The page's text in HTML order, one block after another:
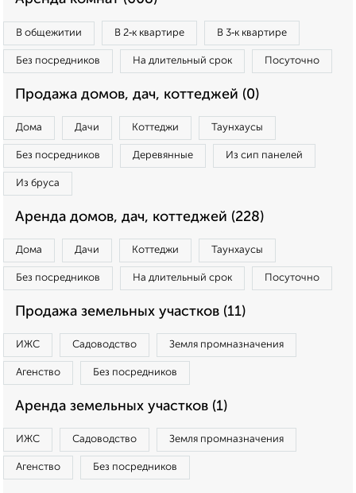
В общежитии В 2‑к квартире В 3‑к квартире
Без посредников На длительный срок Посуточно
Продажа домов, дач, коттеджей (0)
Дома Дачи Коттеджи Таунхаусы
Без посредников Деревянные Из сип панелей
Из бруса
Аренда домов, дач, коттеджей (228)
Дома Дачи Коттеджи Таунхаусы
Без посредников На длительный срок Посуточно
Продажа земельных участков (11)
ИЖС Садоводство Земля промназначения
Агенство Без посредников
Аренда земельных участков (1)
ИЖС Садоводство Земля промназначения
Агенство Без посредников